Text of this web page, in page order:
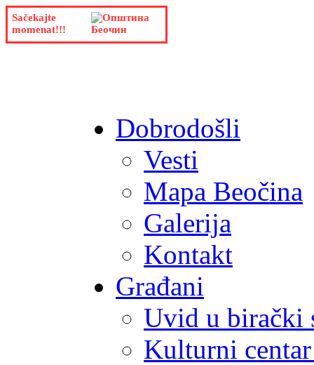
Sačekajte
momenat!!!
Dobrodošli
Vesti
Mapa Beočina
Galerija
Kontakt
Građani
Uvid u birački
Kulturni